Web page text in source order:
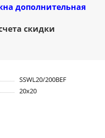
дополнительная
скидки
SSWL20/200BEF
20х20